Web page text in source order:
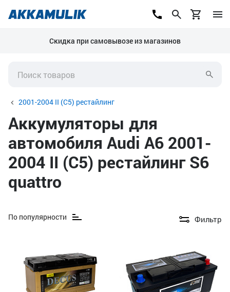
Скидка при самовывозе из магазинов
2001-2004 II (C5) рестайлинг
Аккумуляторы для
автомобиля Audi A6 2001-
2004 II (C5) рестайлинг S6
quattro
По популярности Фильтр